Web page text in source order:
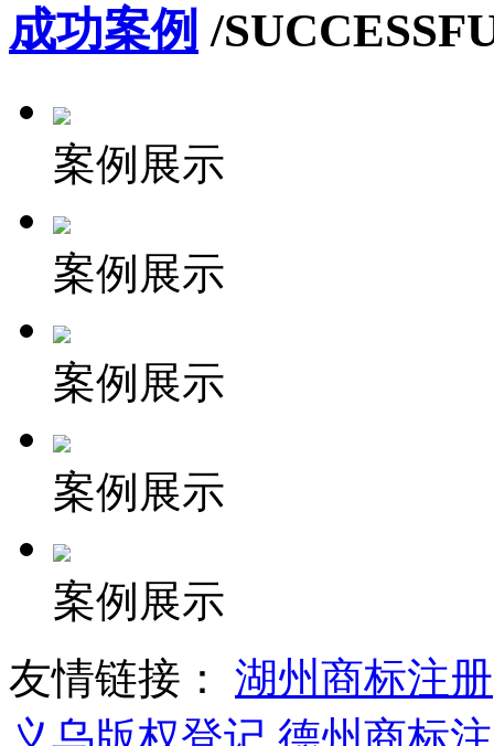
成功案例 /
案例展示
案例展示
案例展示
案例展示
案例展示
友情链接： 湖州商标注册